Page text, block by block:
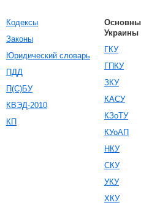
Кодексы
Законы
Юридический словарь
ПДД
П(С)БУ
КВЭД-2010
КП
Украины
ГКУ
ГПКУ
ЗКУ
КАСУ
КЗоТУ
КУоАП
НКУ
СКУ
УКУ
ХКУ